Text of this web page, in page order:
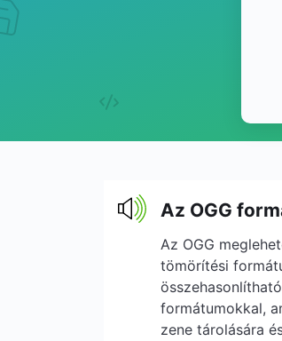
Az OGG
Az OGG
tömörítési
formátumokkal,
zene tárolására